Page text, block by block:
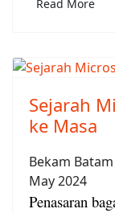
Read More
Sejarah
ke Masa
Bekam
May 2024
Penasaran